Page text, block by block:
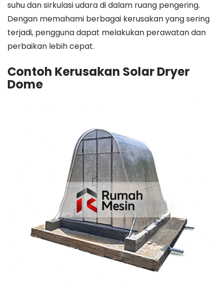
suhu dan sirkulasi udara di dalam ruang pengering.
Dengan memahami berbagai kerusakan yang sering
terjadi, pengguna dapat melakukan perawatan dan
perbaikan lebih cepat.
Contoh Kerusakan Solar Dryer
Dome